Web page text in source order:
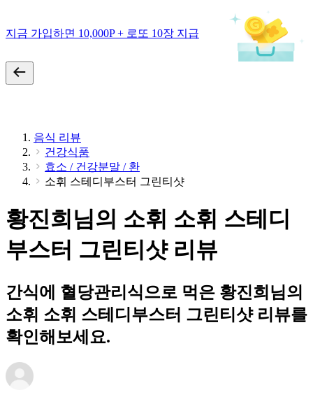
지금 가입하면 10,000P + 로또 10장 지급
음식 리뷰
건강식품
효소 / 건강분말 / 환
소휘 스테디부스터 그린티샷
황진희님의 소휘 소휘 스테디
부스터 그린티샷 리뷰
간식에 혈당관리식으로 먹은 황진희님의
소휘 소휘 스테디부스터 그린티샷 리뷰를
확인해보세요.